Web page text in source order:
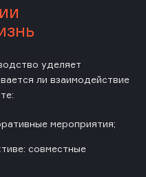
уделяет
ли взаимодействие
мероприятия;
совместные